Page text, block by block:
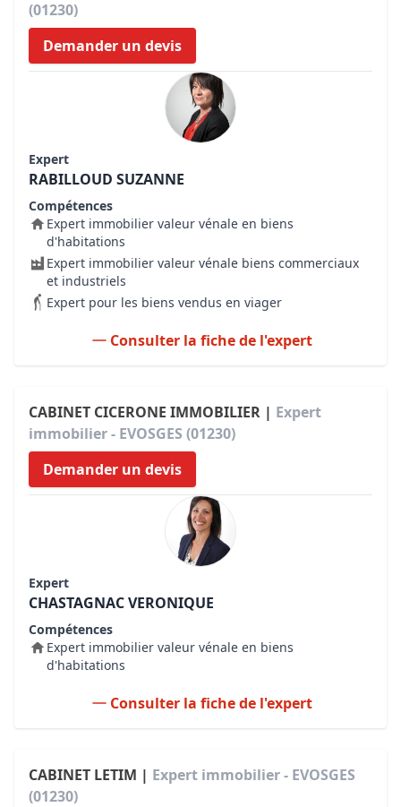
(01230)
Demander un devis
Expert
RABILLOUD SUZANNE
Compétences
Expert immobilier valeur vénale en biens
d'habitations
Expert immobilier valeur vénale biens commerciaux
et industriels
Expert pour les biens vendus en viager
Consulter la fiche de l'expert
CABINET CICERONE IMMOBILIER | Expert
immobilier - EVOSGES (01230)
Demander un devis
Expert
CHASTAGNAC VERONIQUE
Compétences
Expert immobilier valeur vénale en biens
d'habitations
Consulter la fiche de l'expert
CABINET LETIM | Expert immobilier - EVOSGES
(01230)